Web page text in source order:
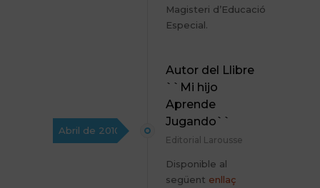
Magisteri d’Educació
Especial.
Abril de 2010
Autor del Llibre
``Mi hijo
Aprende
Jugando``
Editorial Larousse
Disponible al
següent enllaç